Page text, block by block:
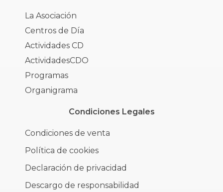
La Asociación
Centros de Día
Actividades CD
ActividadesCDO
Programas
Organigrama
Condiciones Legales
Condiciones de venta
Política de cookies
Declaración de privacidad
Descargo de responsabilidad